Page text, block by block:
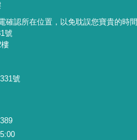
認所在位置，以免耽誤您寶貴的時間
號
號